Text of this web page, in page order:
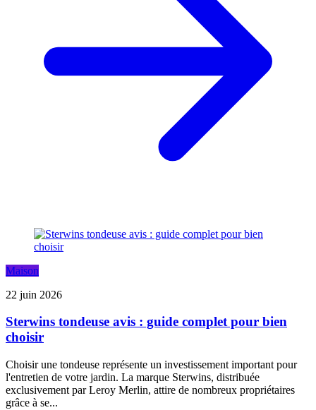
Maison
22 juin 2026
Sterwins tondeuse avis : guide complet pour bien
choisir
Choisir une tondeuse représente un investissement important pour
l'entretien de votre jardin. La marque Sterwins, distribuée
exclusivement par Leroy Merlin, attire de nombreux propriétaires
grâce à se...